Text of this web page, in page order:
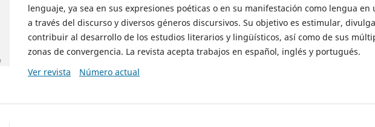
lenguaje, ya sea en sus expresiones poéticas o en su manifestación como lengua en
a través del discurso y diversos géneros discursivos. Su objetivo es estimular,
contribuir al desarrollo de los estudios literarios y lingüísticos, así como de sus
zonas de convergencia. La revista acepta trabajos en español, inglés y portugués.
Ver revista
Número actual